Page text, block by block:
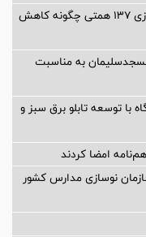
زنگ خطر ۴۵ همتی برای بانک مسکن؛ ناترازی ۱۳۷ همتی چگونه کاهش
به مناسبت
با توسعه تابلو برق سبز و
امضا کردند
نوسازی مدارس کشور